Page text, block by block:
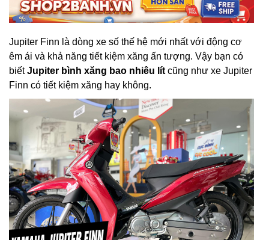
Jupiter Finn là dòng xe số thế hệ mới nhất với động cơ
êm ái và khả năng tiết kiệm xăng ấn tượng. Vậy bạn có
biếtJupiter bình xăng bao nhiêu lít cũng như xe Jupiter
Finn có tiết kiệm xăng hay không.